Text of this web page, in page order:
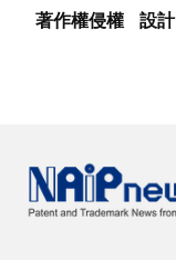
著作權侵權
設計